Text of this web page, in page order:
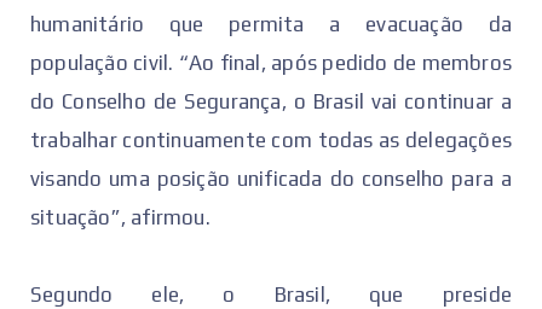
humanitário que permita a evacuação da
população civil. “Ao final, após pedido de membros
do Conselho de Segurança, o Brasil vai continuar a
trabalhar continuamente com todas as delegações
visando uma posição unificada do conselho para a
situação”, afirmou.
Segundo ele, o Brasil, que preside